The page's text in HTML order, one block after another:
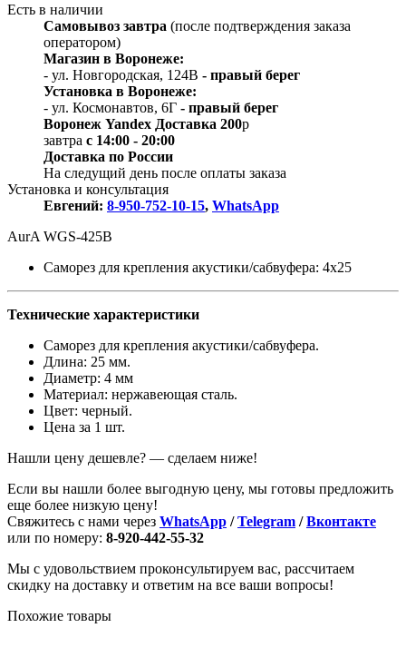
Есть в наличии
Самовывоз завтра (после подтверждения заказа
оператором)
Магазин в Воронеже:
- ул. Новгородская, 124В - правый берег
Установка в Воронеже:
- ул. Космонавтов, 6Г - правый берег
Воронеж Yandex Доставка 200p
завтра с 14:00 - 20:00
Доставка по России
На следущий день после оплаты заказа
Установка и консультация
Евгений: 8-950-752-10-15, WhatsApp
AurA WGS-425B
Саморез для крепления акустики/сабвуфера: 4х25
Технические характеристики
Саморез для крепления акустики/сабвуфера.
Длина: 25 мм.
Диаметр: 4 мм
Материал: нержавеющая сталь.
Цвет: черный.
Цена за 1 шт.
Нашли цену дешевле? — сделаем ниже!
Если вы нашли более выгодную цену, мы готовы предложить
еще более низкую цену!
Свяжитесь с нами через WhatsApp /Telegram /Вконтакте
или по номеру: 8-920-442-55-32
Мы с удовольствием проконсультируем вас, рассчитаем
скидку на доставку и ответим на все ваши вопросы!
Похожие товары